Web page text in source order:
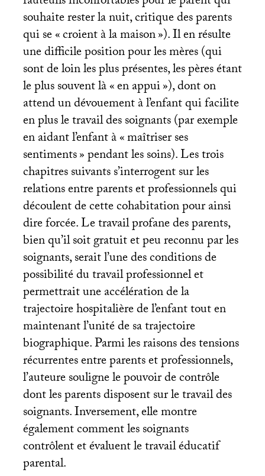
souhaite rester la nuit, critique des parents
qui se «croient à la maison»). Il en résulte
une difficile position pour les mères (qui
sont de loin les plus présentes, les pères étant
le plus souvent là «en appui»), dont on
attend un dévouement à l’enfant qui facilite
en plus le travail des soignants (par exemple
en aidant l’enfant à «maîtriser ses
sentiments» pendant les soins). Les trois
chapitres suivants s’interrogent sur les
relations entre parents et professionnels qui
découlent de cette cohabitation pour ainsi
dire forcée. Le travail profane des parents,
bien qu’il soit gratuit et peu reconnu par les
soignants, serait l’une des conditions de
possibilité du travail professionnel et
permettrait une accélération de la
trajectoire hospitalière de l’enfant tout en
maintenant l’unité de sa trajectoire
biographique. Parmi les raisons des tensions
récurrentes entre parents et professionnels,
l’auteure souligne le pouvoir de contrôle
dont les parents disposent sur le travail des
soignants. Inversement, elle montre
également comment les soignants
contrôlent et évaluent le travail éducatif
parental.